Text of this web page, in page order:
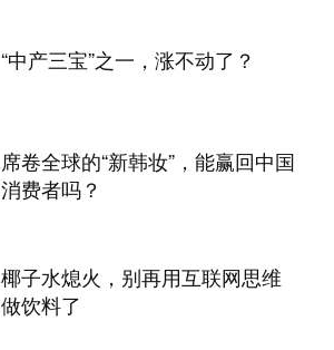
“中产三宝”之一，涨不动了？
席卷全球的“新韩妆”，能赢回中国
消费者吗？
椰子水熄火，别再用互联网思维
做饮料了